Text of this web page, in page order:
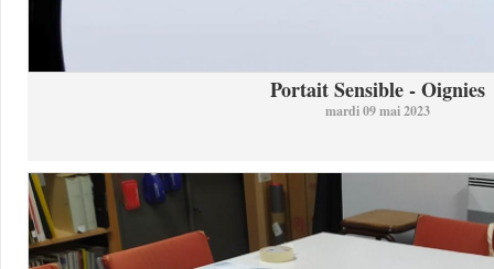
Portait Sensible - Oignies
mardi 09 mai 2023